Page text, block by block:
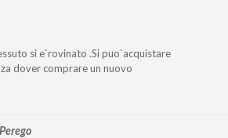
si e`rovinato .Si puo`acquistare
dover comprare un nuovo